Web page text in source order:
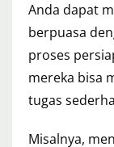
Anda dapat
berpuasa
proses
mereka bisa
tugas
Misalnya,